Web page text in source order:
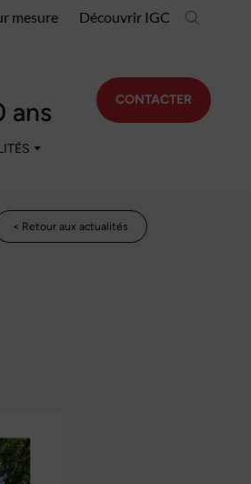
mesure Découvrir IGC
ans CONTACTER
< Retour aux actualités